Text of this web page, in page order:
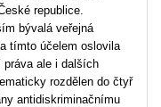
republice.
bývalá veřejná
tímto účelem oslovila
práva ale i dalších
rozdělen do čtyř
antidiskriminačnímu